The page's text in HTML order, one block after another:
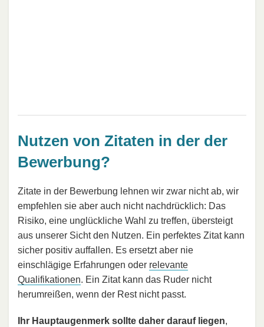
Nutzen von Zitaten in der der
Bewerbung?
Zitate in der Bewerbung lehnen wir zwar nicht ab, wir
empfehlen sie aber auch nicht nachdrücklich: Das
Risiko, eine unglückliche Wahl zu treffen, übersteigt
aus unserer Sicht den Nutzen. Ein perfektes Zitat kann
sicher positiv auffallen. Es ersetzt aber nie
einschlägige Erfahrungen oder relevante
Qualifikationen. Ein Zitat kann das Ruder nicht
herumreißen, wenn der Rest nicht passt.
Ihr Hauptaugenmerk sollte daher darauf liegen,